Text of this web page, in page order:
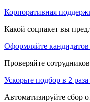
Корпоративная
Какой соцпакет вы
Оформляйте
Проверяйте
Ускорьте подбор в 2
Автоматизируйте сбор